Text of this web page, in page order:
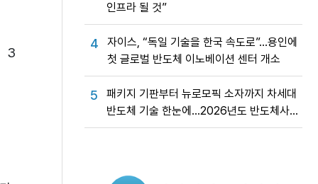
3
인프라 될 것”
4
자이스, “독일 기술을 한국 속도로”…용인에
첫 글로벌 반도체 이노베이션 센터 개소
5
패키지 기판부터 뉴로모픽 소자까지 차세대
반도체 기술 한눈에…2026년도 반도체사업
성과교류회